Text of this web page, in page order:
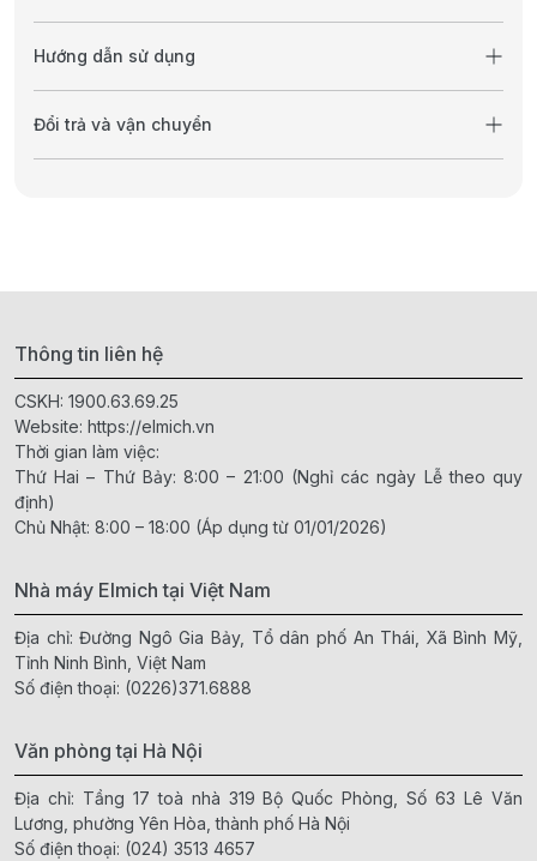
Hướng dẫn sử dụng
Đổi trả và vận chuyển
Thông tin liên hệ
CSKH: 1900.63.69.25
Website: https://elmich.vn
Thời gian làm việc:
Thứ Hai – Thứ Bảy: 8:00 – 21:00 (Nghỉ các ngày Lễ theo quy
định)
Chủ Nhật: 8:00 – 18:00 (Áp dụng từ 01/01/2026)
Nhà máy Elmich tại Việt Nam
Địa chỉ: Đường Ngô Gia Bảy, Tổ dân phố An Thái, Xã Bình Mỹ,
Tỉnh Ninh Bình, Việt Nam
Số điện thoại: (0226)371.6888
Văn phòng tại Hà Nội
Địa chỉ: Tầng 17 toà nhà 319 Bộ Quốc Phòng, Số 63 Lê Văn
Lương, phường Yên Hòa, thành phố Hà Nội
Số điện thoại: (024) 3513 4657